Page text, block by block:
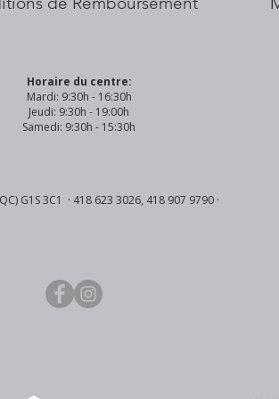
Horaire du centre:
Mardi: 9:30h - 16:30h
Jeudi: 9:30h - 19:00h
Samedi: 9:30h - 15:30h
G1S 3C1 · 418 623 3026, 418 907 9790 ·